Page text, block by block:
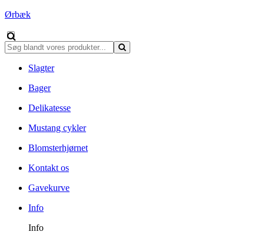
Ørbæk
Slagter
Bager
Delikatesse
Mustang cykler
Blomsterhjørnet
Kontakt os
Gavekurve
Info
Info